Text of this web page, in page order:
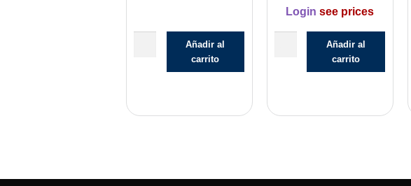
Añadir al
carrito
Login see prices
Añadir al
carrito